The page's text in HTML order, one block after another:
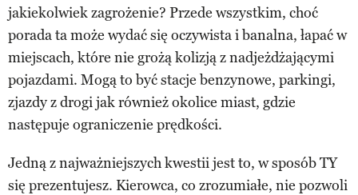
jakiekolwiek zagrożenie? Przede wszystkim, choć
porada ta może wydać się oczywista i banalna, łapać w
miejscach, które nie grożą kolizją z nadjeżdżającymi
pojazdami. Mogą to być stacje benzynowe, parkingi,
zjazdy z drogi jak również okolice miast, gdzie
następuje ograniczenie prędkości.
Jedną z najważniejszych kwestii jest to, w sposób TY
się prezentujesz. Kierowca, co zrozumiałe, nie pozwoli